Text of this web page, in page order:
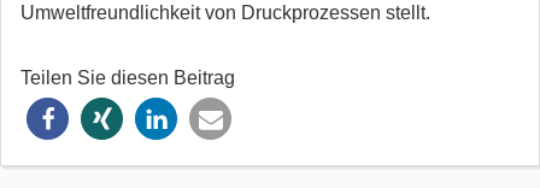
Umweltfreundlichkeit von Druckprozessen stellt.
Teilen Sie diesen Beitrag